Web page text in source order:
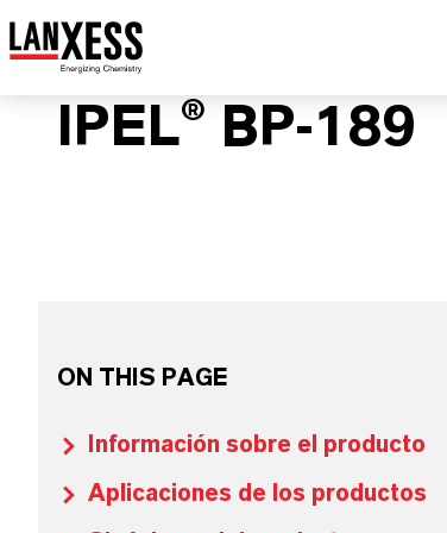
IPEL® BP-189
ON THIS PAGE
Información sobre el producto
Aplicaciones de los productos